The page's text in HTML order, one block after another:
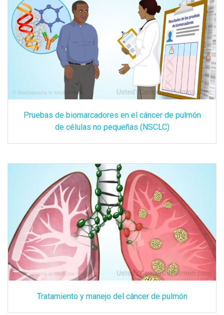
Pruebas de biomarcadores en el cáncer de pulmón
de células no pequeñas (NSCLC)
Tratamiento y manejo del cáncer de pulmón